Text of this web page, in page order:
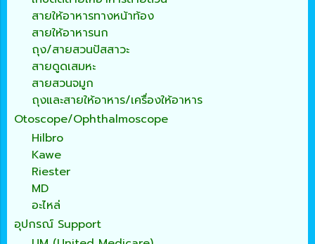
สายให้อาหารทางหน้าท้อง
สายให้อาหารนก
ถุง/สายสวนปัสสาวะ
สายดูดเสมหะ
สายสวนจมูก
ถุงและสายให้อาหาร/เครื่องให้อาหาร
Otoscope/Ophthalmoscope
Hilbro
Kawe
Riester
MD
อะไหล่
อุปกรณ์ Support